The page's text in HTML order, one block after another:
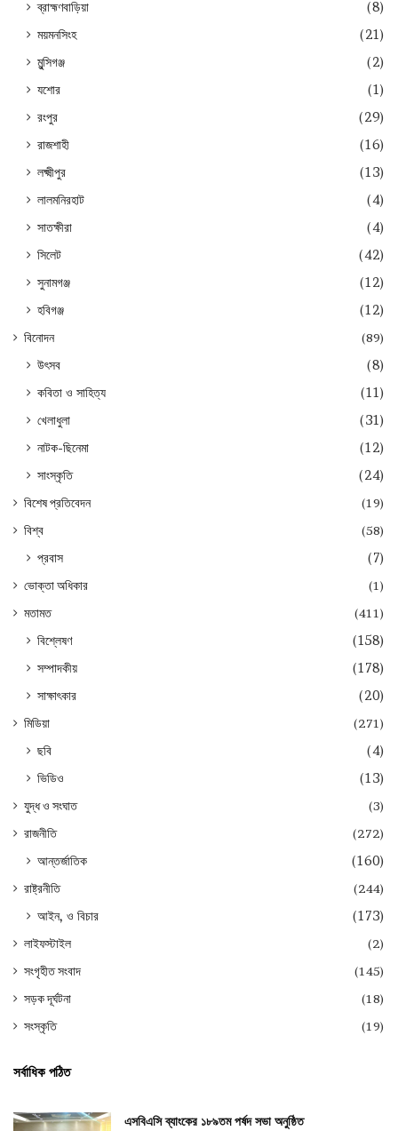
ব্রাহ্মণবাড়িয়া
(8)
ময়মনসিংহ
(21)
মুন্সিগঞ্জ
(2)
যশোর
(1)
রংপুর
(29)
রাজশাহী
(16)
লক্ষ্মীপুর
(13)
লালমনিরহাট
(4)
সাতক্ষীরা
(4)
সিলেট
(42)
সুনামগঞ্জ
(12)
হবিগঞ্জ
(12)
বিনোদন (89)
উৎসব
(8)
কবিতা ও সাহিত্য
(11)
খেলাধুলা
(31)
নাটক-ছিনেমা
(12)
সাংস্কৃতি
(24)
বিশেষ প্রতিবেদন
(19)
বিশ্ব
(58)
প্রবাস (7)
ভোক্তা অধিকার
(1)
মতামত
(411)
বিশ্লেষণ
(158)
সম্পাদকীয়
(178)
সাক্ষাৎকার
(20)
মিডিয়া (271)
ছবি
(4)
ভিডিও
(13)
যুদ্ধ ও সংঘাত
(3)
রাজনীতি
(272)
আন্তর্জাতিক (160)
রাষ্ট্রনীতি (244)
আইন, ও বিচার (173)
লাইফস্টাইল
(2)
সংগৃহীত সংবাদ
(145)
সড়ক দূর্ঘটনা
(18)
সংস্কৃতি
(19)
সর্বাধিক পঠিত
এসবিএসি ব্যাংকের ১৮৯তম পর্ষদ সভা অনুষ্ঠিত